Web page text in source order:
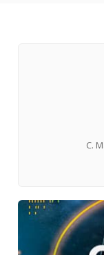
C.